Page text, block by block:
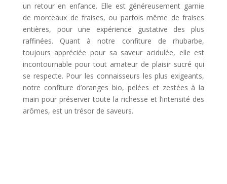
un retour en enfance. Elle est généreusement garnie
de morceaux de fraises, ou parfois même de fraises
entières, pour une expérience gustative des plus
raffinées. Quant à notre confiture de rhubarbe,
toujours appréciée pour sa saveur acidulée, elle est
incontournable pour tout amateur de plaisir sucré qui
se respecte. Pour les connaisseurs les plus exigeants,
notre confiture d’oranges bio, pelées et zestées à la
main pour préserver toute la richesse et l’intensité des
arômes, est un trésor de saveurs.